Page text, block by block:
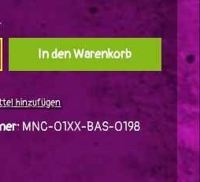
Gib den
In den Warenkorb
hinzufügen
MNC-01XX-BAS-0198